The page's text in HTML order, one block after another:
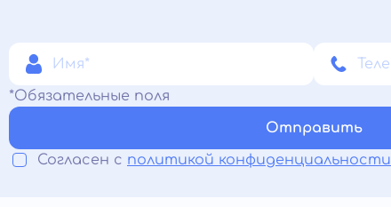
*Обязательные поля
Отправить
Согласен с политикой конфиденциальности